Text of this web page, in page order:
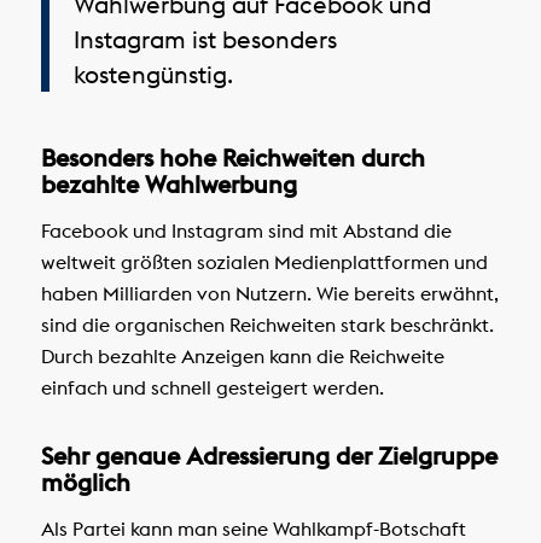
Instagram ist besonders
kostengünstig.
Besonders hohe Reichweiten durch
bezahlte Wahlwerbung
Facebook und Instagram sind mit Abstand die
weltweit größten sozialen Medienplattformen und
haben Milliarden von Nutzern. Wie bereits erwähnt,
sind die organischen Reichweiten stark beschränkt.
Durch bezahlte Anzeigen kann die Reichweite
einfach und schnell gesteigert werden.
Sehr genaue Adressierung der Zielgruppe
möglich
Als Partei kann man seine Wahlkampf-Botschaft